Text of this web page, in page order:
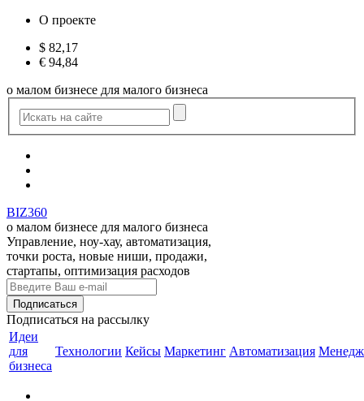
О проекте
$ 82,17
€ 94,84
о малом бизнесе для малого бизнеса
BIZ360
о малом бизнесе для малого бизнеса
Управление, ноу-хау, автоматизация,
точки роста, новые ниши, продажи,
стартапы, оптимизация расходов
Подписаться на рассылку
Идеи
для
бизнеса
Технологии Кейсы Маркетинг Автоматизация